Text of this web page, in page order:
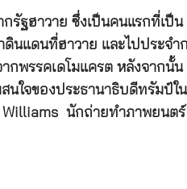
รัฐฮาวาย ซึ่งเป็นคนแรกที่เป็น
นแดนที่ฮาวาย และไปประจำ
พรรคเดโมแครต หลังจากนั้น
นใจของประธานาธิบดีทรัมป์ใ
Williams นักถ่ายทำภาพยนตร์